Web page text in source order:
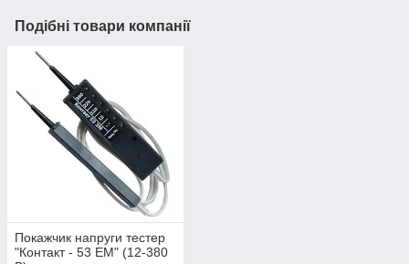
Подібні товари компанії
Покажчик напруги тестер
"Контакт - 53 ЕМ" (12-380